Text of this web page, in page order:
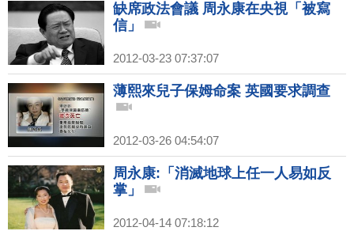
缺席政法會議 周永康在央視「被寫
信」
2012-03-23 07:37:07
薄熙來兒子保姆命案 英國要求調查
2012-03-26 04:54:07
周永康:「消滅地球上任一人易如反
掌」
2012-04-14 07:18:12